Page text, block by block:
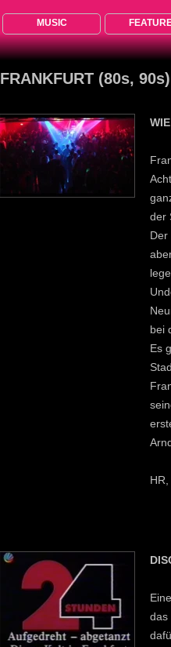
MUSIC
FRANKFURT (80s, 90s)
der
Der
bei
Es
das